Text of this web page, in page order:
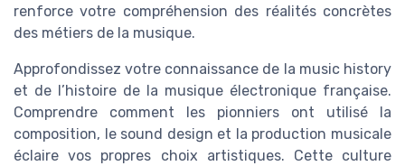
renforce votre compréhension des réalités concrètes
des métiers de la musique.
Approfondissez votre connaissance de la music history
et de l’histoire de la musique électronique française.
Comprendre comment les pionniers ont utilisé la
composition, le sound design et la production musicale
éclaire vos propres choix artistiques. Cette culture